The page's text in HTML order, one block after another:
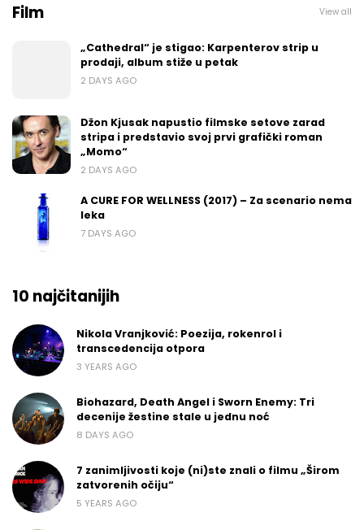
Film View all
„Cathedral“ je stigao: Karpenterov strip u
prodaji, album stiže u petak
2 DAYS AGO
Džon Kjusak napustio filmske setove zarad
stripa i predstavio svoj prvi grafički roman
„Momo“
2 DAYS AGO
A CURE FOR WELLNESS (2017) – Za scenario nema
leka
7 DAYS AGO
10 najčitanijih
Nikola Vranjković: Poezija, rokenrol i
transcedencija otpora
3 YEARS AGO
Biohazard, Death Angel i Sworn Enemy: Tri
decenije žestine stale u jednu noć
8 DAYS AGO
7 zanimljivosti koje (ni)ste znali o filmu „Širom
zatvorenih očiju“
5 YEARS AGO